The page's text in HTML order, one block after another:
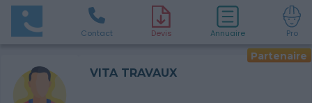
Contact Devis Annuaire Pro
Partenaire
VITA TRAVAUX